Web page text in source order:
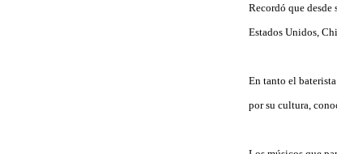
Recordó que desde
Estados Unidos,
En tanto el
por su cultura,